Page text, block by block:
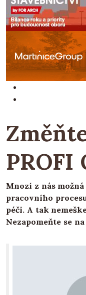
PROFI
Mnozí z nás
pracovního
péči. A tak
Nezapomeňte se